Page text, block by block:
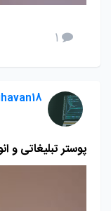
1
پوستر تبلیغاتی و